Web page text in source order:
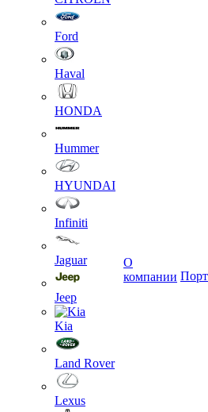
Ford
Haval
HONDA
Hummer
HYUNDAI
Infiniti
Jaguar
Jeep
Kia
Land Rover
Lexus
О
компании